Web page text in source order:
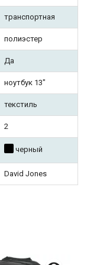
транспортная
полиэстер
Да
ноутбук 13"
текстиль
2
черный
David Jones